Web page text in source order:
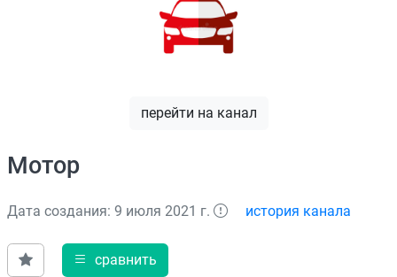
перейти на канал
Мотор
Дата создания: 9 июля 2021 г. история канала
сравнить